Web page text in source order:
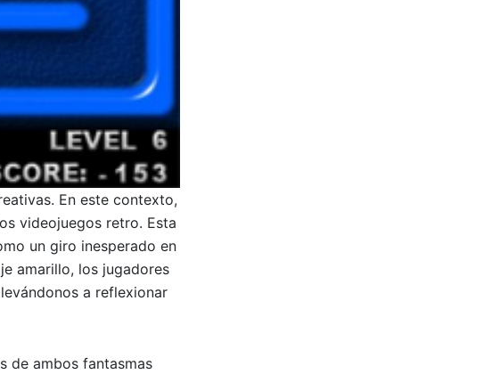
En este contexto,
videojuegos retro. Esta
un giro inesperado en
amarillo, los jugadores
a reflexionar
de ambos fantasmas